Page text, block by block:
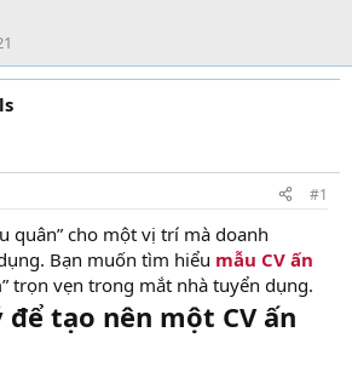
#1
quân” cho một vị trí mà doanh
Bạn muốn tìm hiểu mẫu CV ấn
trọn vẹn trong mắt nhà tuyển dụng.
tạo nên một CV ấn